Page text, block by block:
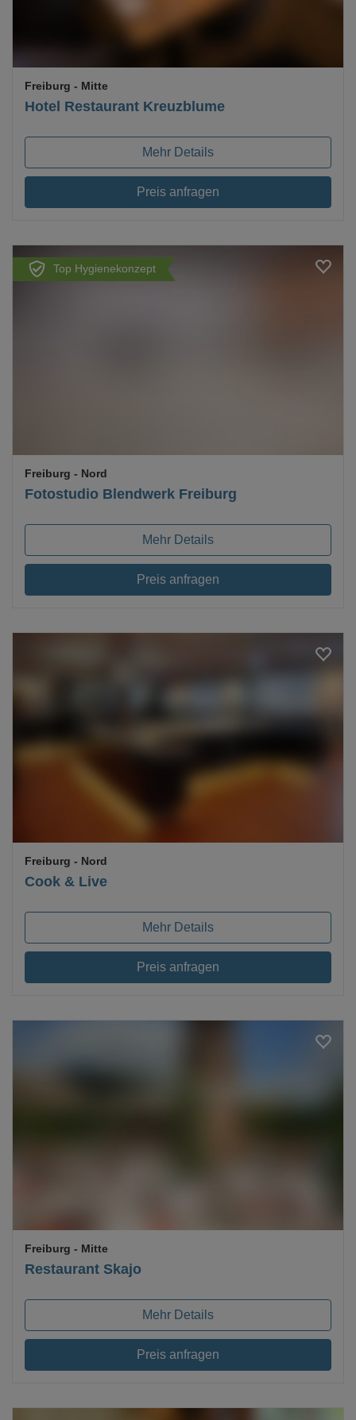
Hotel Restaurant Kreuzblume
Freiburg - Mitte
Mehr Details
Preis anfragen
Top Hygienekonzept
Fotostudio Blendwerk Freiburg
Freiburg - Nord
Mehr Details
Preis anfragen
Cook & Live
Freiburg - Nord
Mehr Details
Preis anfragen
Restaurant Skajo
Freiburg - Mitte
Mehr Details
Preis anfragen